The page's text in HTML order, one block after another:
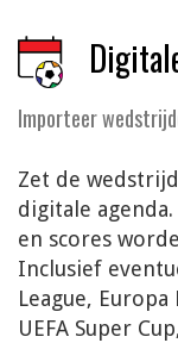
Importeer
Zet de
digitale
en scores
Inclusief
League, Europa
UEFA Super